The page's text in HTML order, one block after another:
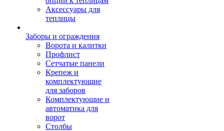
Аксессуары для
теплицы
Заборы и ограждения
Ворота и калитки
Профлист
Сетчатые панели
Крепеж и
комплектующие
для заборов
Комплектующие и
автоматика для
ворот
Столбы